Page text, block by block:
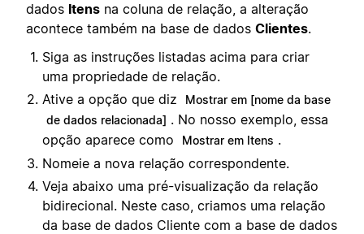
dados Itens na coluna de relação, a alteração
acontece também na base de dados Clientes.
Siga as instruções listadas acima para criar
uma propriedade de relação.
Ative a opção que diz
Mostrar em [nome da base
de dados relacionada] . No nosso exemplo, essa
opção aparece como
Mostrar em Itens .
Nomeie a nova relação correspondente.
Veja abaixo uma pré-visualização da relação
bidirecional. Neste caso, criamos uma relação
da base de dados Cliente com a base de dados